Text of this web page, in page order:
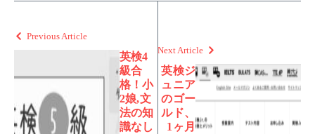
Previous Article
英検4
級合
格！小
2娘,文
法の知
識なし
Next Article
英検ジ
ュニア
のゴー
ルド、
1ヶ月